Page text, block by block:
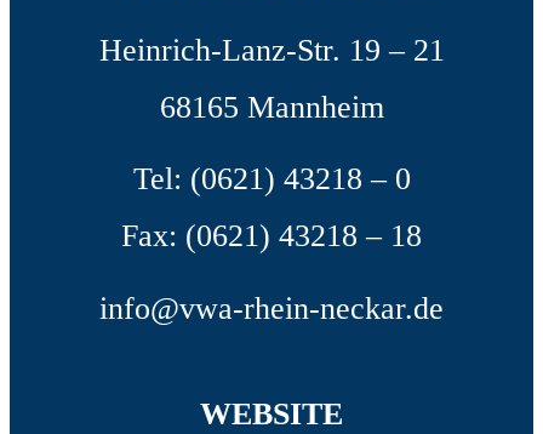
Heinrich-Lanz-Str. 19 – 21
68165 Mannheim
Tel: (0621) 43218 – 0
Fax: (0621) 43218 – 18
info@vwa-rhein-neckar.de
WEBSITE